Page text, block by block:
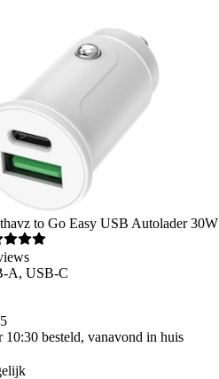
to Go Easy USB Autolader 30W
A, USB-C
10:30 besteld, vanavond in huis